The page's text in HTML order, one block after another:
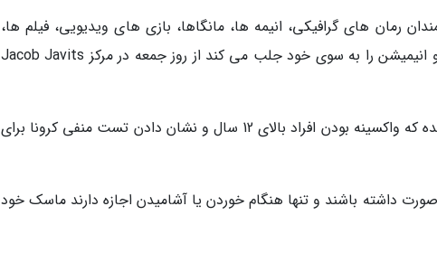
رمان های گرافیکی، انیمه ها، مانگاها، بازی های ویدیویی، فیلم ها،
مجموعه های تلویزیونی و کتاب های ژانر کامیک و انیمیشن را به سوی خود جلب می کند از روز جمعه در مرکز Jacob Javits
برای بازدیدکنندگان پروتکل های ویژه ای تعیین شده که واکسینه بودن افراد بالای 12 سال و نشان دادن تست منفی کرونا برای
داشته باشند و تنها هنگام خوردن یا آشامیدن اجازه دارند ماسک خود